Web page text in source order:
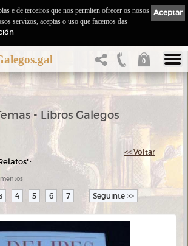
0
- Libros Galegos
<< Voltar
4 5 6 7 Seguinte >>
Aceptar
e de terceiros que nos permiten ofrecer os nosos
servizos, aceptas o uso que facemos das